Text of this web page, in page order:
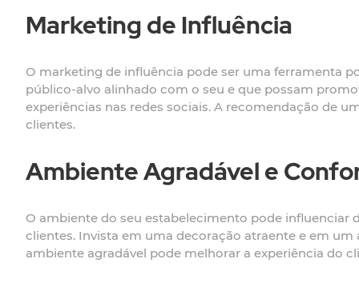
Marketing de Influência
O marketing de influência pode ser uma ferramenta
público-alvo alinhado com o seu e que possam
experiências nas redes sociais. A recomendação de
clientes.
Ambiente Agradável e
O ambiente do seu estabelecimento pode influenciar
clientes. Invista em uma decoração atraente e em
ambiente agradável pode melhorar a experiência do